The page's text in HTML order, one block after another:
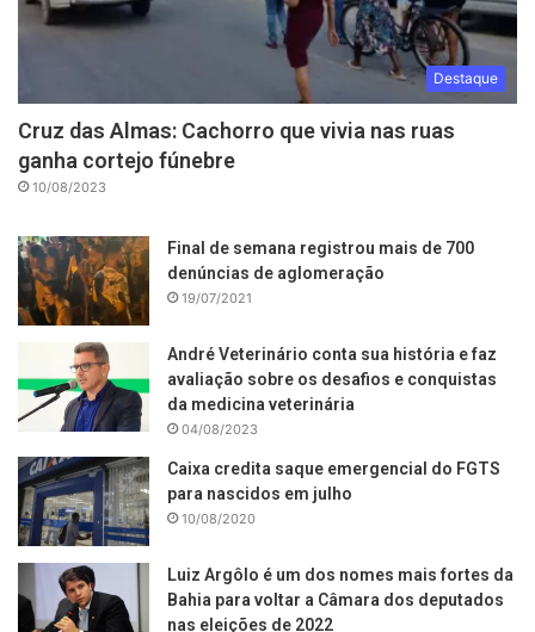
Destaque
Cruz das Almas: Cachorro que vivia nas ruas
ganha cortejo fúnebre
10/08/2023
Final de semana registrou mais de 700
denúncias de aglomeração
19/07/2021
André Veterinário conta sua história e faz
avaliação sobre os desafios e conquistas
da medicina veterinária
04/08/2023
Caixa credita saque emergencial do FGTS
para nascidos em julho
10/08/2020
Luiz Argôlo é um dos nomes mais fortes da
Bahia para voltar a Câmara dos deputados
nas eleições de 2022